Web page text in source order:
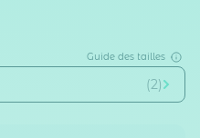
Guide des tailles
(2)